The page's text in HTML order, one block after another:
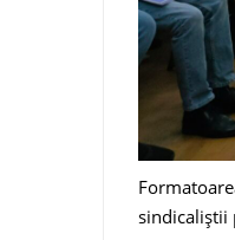
sindicaliștii